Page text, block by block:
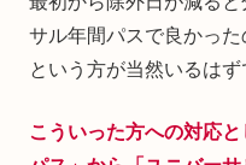
サル年間パスで良かっ
という方が当然いるはず
こういった方への対応